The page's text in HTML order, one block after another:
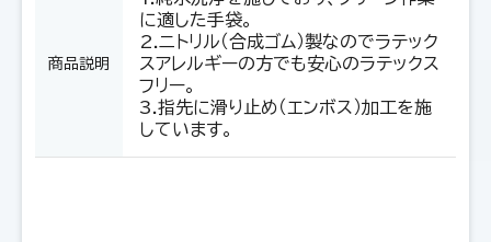
商品説明
に適した手袋。
2.ニトリル（合成ゴム）製なのでラテック
スアレルギーの方でも安心のラテックス
フリー。
3.指先に滑り止め（エンボス）加工を施
しています。